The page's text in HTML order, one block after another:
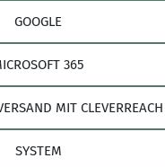
GOOGLE
365
MIT CLEVERREACH
SYSTEM